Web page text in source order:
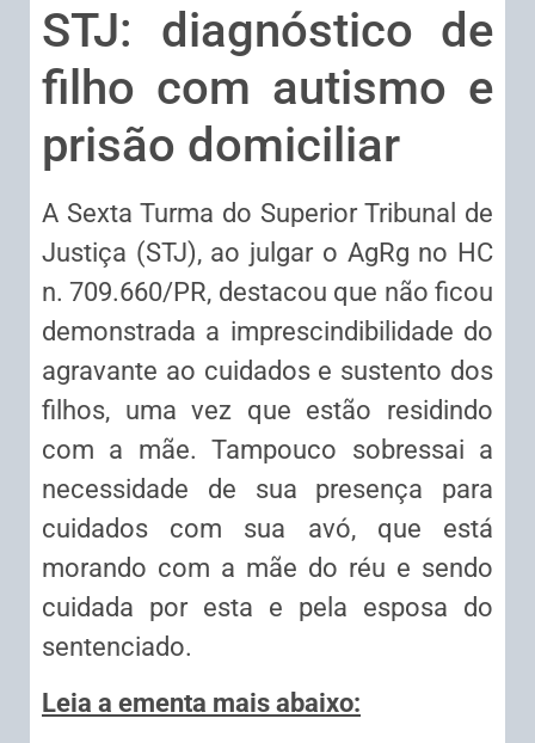
STJ: diagnóstico de
filho com autismo e
prisão domiciliar
A Sexta Turma do Superior Tribunal de
Justiça (STJ), ao julgar o AgRg no HC
n. 709.660/PR, destacou que não ficou
demonstrada a imprescindibilidade do
agravante ao cuidados e sustento dos
filhos, uma vez que estão residindo
com a mãe. Tampouco sobressai a
necessidade de sua presença para
cuidados com sua avó, que está
morando com a mãe do réu e sendo
cuidada por esta e pela esposa do
sentenciado.
Leia a ementa mais abaixo: